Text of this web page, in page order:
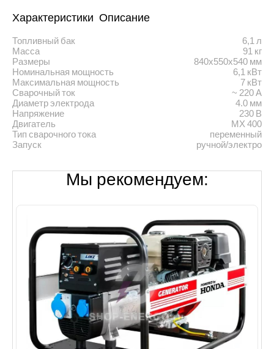
Характеристики Описание
Топливный бак
6,1 л
Масса
91 кг
Размеры
840х550х540 мм
Номинальная мощность
6,1 кВт
Максимальная мощность
7 кВт
Сварочный ток
~ 220 А
Диаметр электрода
4.0 мм
Напряжение
230 В
Двигатель
MX 400
Тип сварочного тока
переменный
Запуск
ручной/электро
Мы рекомендуем: